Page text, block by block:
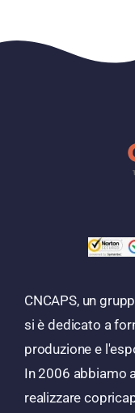
CNCAPS, un
si è dedicato a
produzione e
In 2006 abbiamo
realizzare